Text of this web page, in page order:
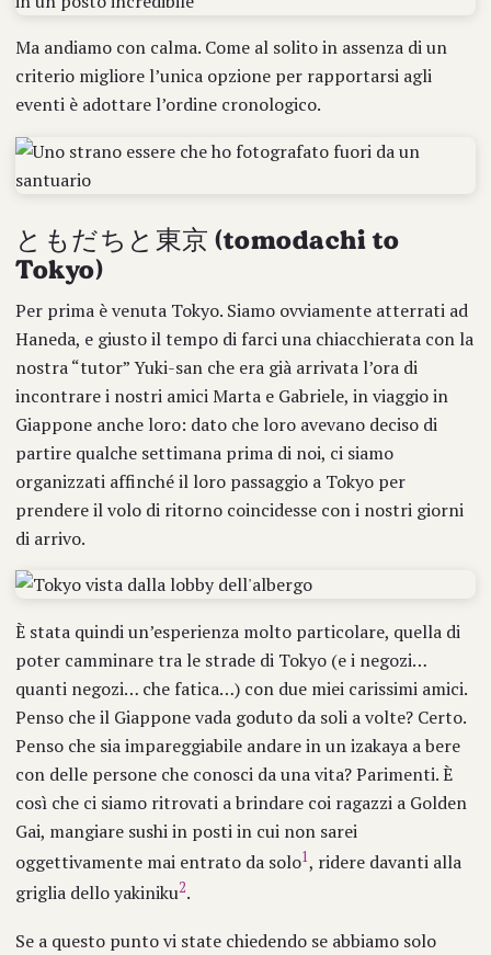
Ma andiamo con calma. Come al solito in assenza di un
criterio migliore l’unica opzione per rapportarsi agli
eventi è adottare l’ordine cronologico.
ともだちと東京 (tomodachi to
Tokyo)
Per prima è venuta Tokyo. Siamo ovviamente atterrati ad
Haneda, e giusto il tempo di farci una chiacchierata con la
nostra “tutor” Yuki-san che era già arrivata l’ora di
incontrare i nostri amici Marta e Gabriele, in viaggio in
Giappone anche loro: dato che loro avevano deciso di
partire qualche settimana prima di noi, ci siamo
organizzati affinché il loro passaggio a Tokyo per
prendere il volo di ritorno coincidesse con i nostri giorni
di arrivo.
È stata quindi un’esperienza molto particolare, quella di
poter camminare tra le strade di Tokyo (e i negozi…
quanti negozi… che fatica…) con due miei carissimi amici.
Penso che il Giappone vada goduto da soli a volte? Certo.
Penso che sia impareggiabile andare in un izakaya a bere
con delle persone che conosci da una vita? Parimenti. È
così che ci siamo ritrovati a brindare coi ragazzi a Golden
Gai, mangiare sushi in posti in cui non sarei
oggettivamente mai entrato da solo1, ridere davanti alla
griglia dello yakiniku2.
Se a questo punto vi state chiedendo se abbiamo solo